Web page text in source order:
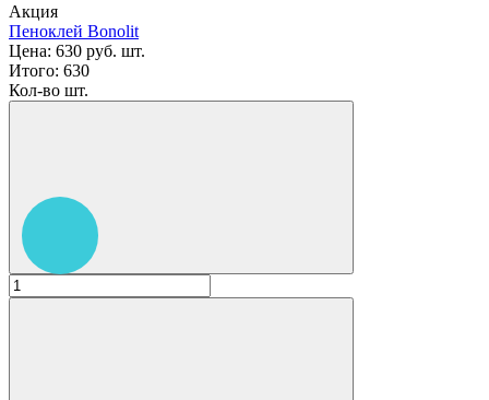
Акция
Пеноклей Bonolit
Цена: 630 руб. шт.
Итого: 630
Кол-во шт.